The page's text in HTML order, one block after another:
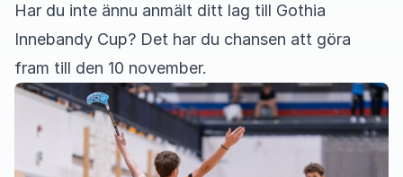
Har du inte ännu anmält ditt lag till Gothia
Innebandy Cup? Det har du chansen att göra
fram till den 10 november.